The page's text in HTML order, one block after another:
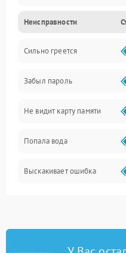
Экран и изображение
Дисплей
Экран (дисплей)
Связь
Разговор (микрофон,
Перегрев и нестабильная
Неисправности
Сильно греется
Забыл пароль
Не видит карту памяти
Попала вода
Выскакивает ошибка